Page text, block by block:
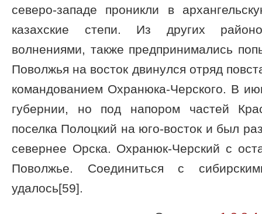
северо-западе проникли в
казахские степи. Из других
волнениями, также предпринимались
Поволжья на восток двинулся отряд
командованием Охранюка-Черского. В
губернии, но под напором частей
поселка Полоцкий на юго-восток и был
севернее Орска. Охранюк-Черский с
Поволжье. Соединиться с
удалось[59].